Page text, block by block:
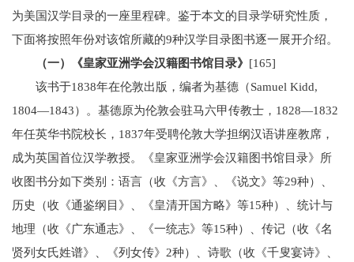
为美国汉学目录的一座里程碑。鉴于本文的目录学研究性质，
下面将按照年份对该馆所藏的9种汉学目录图书逐一展开介绍。
（一）《皇家亚洲学会汉籍图书馆目录》 [165]
该书于1838年在伦敦出版，编者为基德（Samuel Kidd,
1804—1843）。基德原为伦敦会驻马六甲传教士，1828—1832
年任英华书院校长，1837年受聘伦敦大学担纲汉语讲座教席，
成为英国首位汉学教授。《皇家亚洲学会汉籍图书馆目录》所
收图书分如下类别：语言（收《方言》、《说文》等29种）、
历史（收《通鉴纲目》、《皇清开国方略》等15种）、统计与
地理（收《广东通志》、《一统志》等15种）、传记（收《名
贤列女氏姓谱》、《列女传》2种）、诗歌（收《千叟宴诗》、